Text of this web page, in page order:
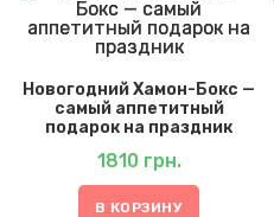
Новогодний Хамон-Бокс —
самый аппетитный
подарок на праздник
1810 грн.
В КОРЗИНУ